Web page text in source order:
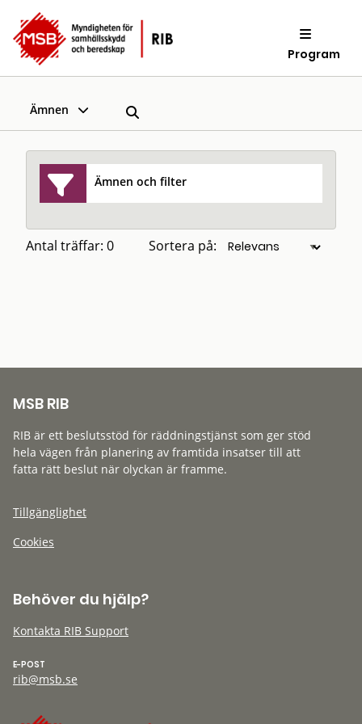
Program
Ämnen
Ämnen och filter
Antal träffar: 0 Sortera på:
MSB RIB
RIB är ett beslutsstöd för räddningstjänst som ger stöd
hela vägen från planering av framtida insatser till att
fatta rätt beslut när olyckan är framme.
Tillgänglighet
Cookies
Behöver du hjälp?
Kontakta RIB Support
E-POST
rib@msb.se